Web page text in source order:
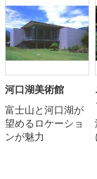
河口湖美術館
富士山と河口湖が
望めるロケーショ
ンが魅力